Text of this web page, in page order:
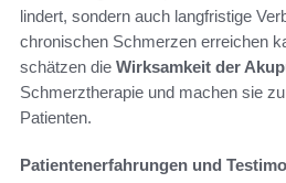
lindert, sondern auch langfristige
chronischen Schmerzen erreichen
schätzen die Wirksamkeit der
Schmerztherapie und machen sie
Patienten.
Patientenerfahrungen und